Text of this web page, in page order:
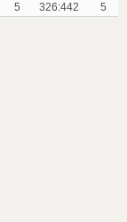
5 326:442 5